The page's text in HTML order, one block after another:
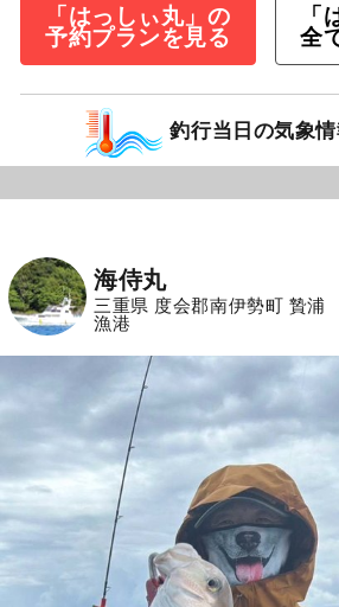
「はっしぃ丸」の
予約プランを見る
「
全
釣行当日の気象
海侍丸
三重県 度会郡南伊勢町 贄浦
漁港